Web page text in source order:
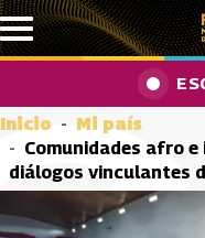
Pasar al contenido
Inicio
Mi país
Comunidades afro
diálogos vinculantes